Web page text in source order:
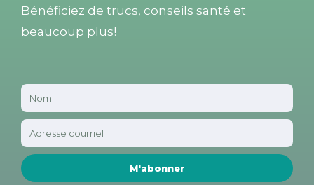
Bénéficiez de trucs, conseils santé et
beaucoup plus!
M'abonner